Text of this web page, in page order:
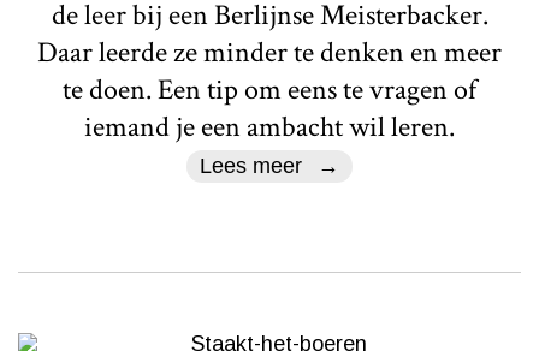
de leer bij een Berlijnse Meisterbacker.
Daar leerde ze minder te denken en meer
te doen. Een tip om eens te vragen of
iemand je een ambacht wil leren.
Lees meer